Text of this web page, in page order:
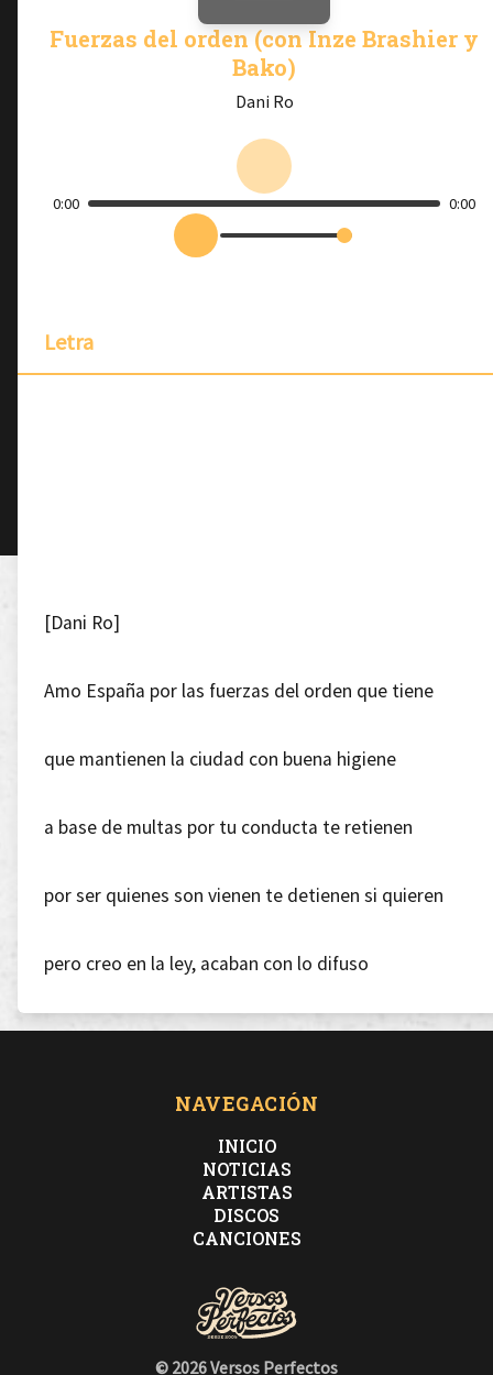
Fuerzas del orden (con Inze Brashier y
Bako)
Dani Ro
0:00 0:00
Letra
[Dani Ro]
Amo España por las fuerzas del orden que tiene
que mantienen la ciudad con buena higiene
a base de multas por tu conducta te retienen
por ser quienes son vienen te detienen si quieren
pero creo en la ley, acaban con lo difuso
aunque por mi calle viven narcotraficantes rusos
sabes que la policía calla si hay intrusos
dejan que el río siga su curso, se hacen los confusos
si eres viejo y no pagas hipoteca te desahucian
las fuerzas españolas no negocian
NAVEGACIÓN
INICIO
NOTICIAS
ARTISTAS
DISCOS
CANCIONES
© 2026 Versos Perfectos